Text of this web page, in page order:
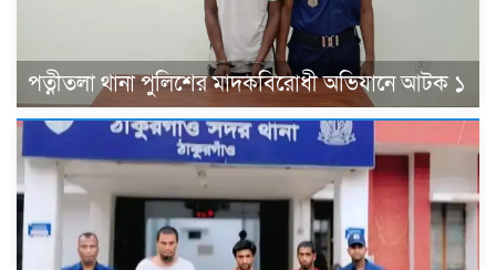
পত্নীতলা থানা পুলিশের মাদকবিরোধী অভিযানে আটক ১